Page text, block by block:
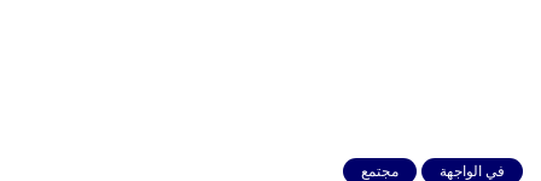
في الواجهة مجتمع